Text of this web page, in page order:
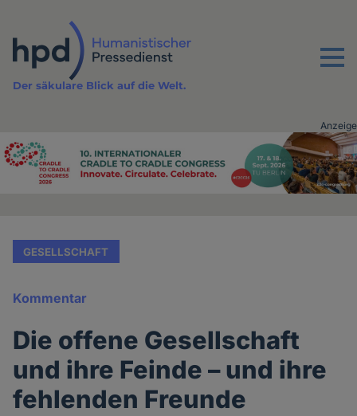
Inhalt
Menu
Der säkulare Blick auf die Welt.
Advertising
Anzeige
GESELLSCHAFT
Kommentar
Die offene Gesellschaft
und ihre Feinde – und ihre
fehlenden Freunde